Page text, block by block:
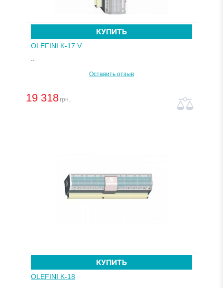
КУПИТЬ
OLEFINI K-17 V
Оставить отзыв
19 318 грн.
КУПИТЬ
OLEFINI K-18